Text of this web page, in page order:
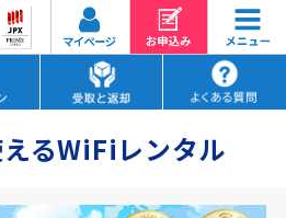
るWiFiレンタル